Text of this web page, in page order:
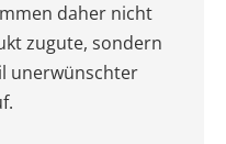
daher nicht
zugute, sondern
unerwünschter